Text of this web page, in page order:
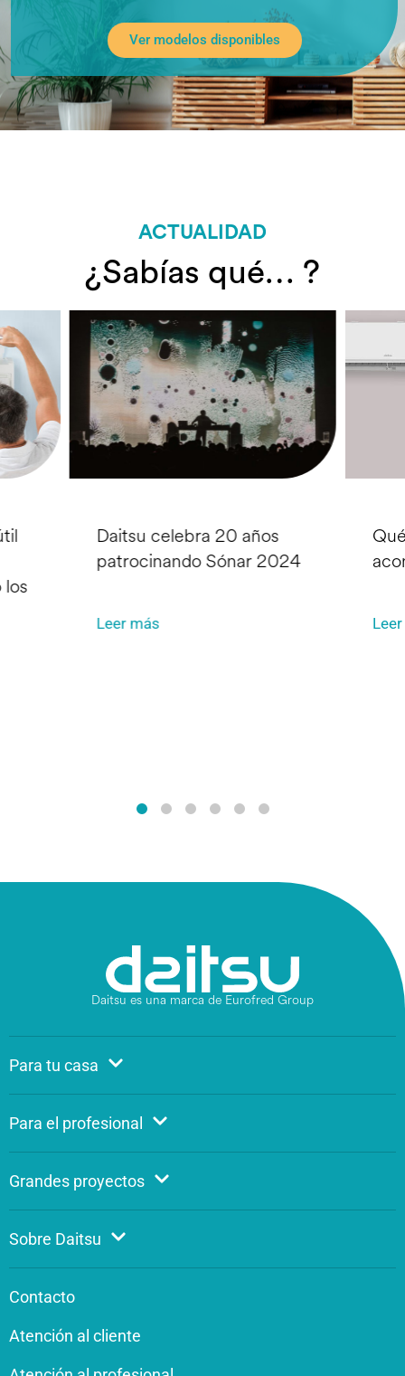
Ver modelos disponibles
ACTUALIDAD
¿Sabías qué… ?
Daitsu celebra 20 años
patrocinando Sónar 2024
Leer más
Daitsu es una marca de Eurofred Group
Para tu casa
Para el profesional
Grandes proyectos
Sobre Daitsu
Contacto
Atención al cliente